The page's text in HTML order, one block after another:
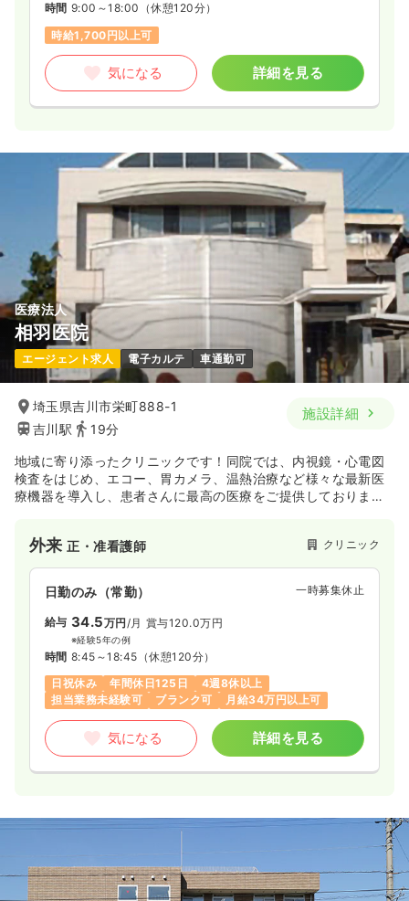
時間 9:00～18:00 （休憩120分）
時給1,700円以上可
気になる 詳細を見る
医療法人
相羽医院
エージェント求人 電子カルテ 車通勤可
埼玉県吉川市栄町888-1
吉川駅
19分
施設詳細
地域に寄り添ったクリニックです！同院では、内視鏡・心電図
検査をはじめ、エコー、胃カメラ、温熱治療など様々な最新医
療機器を導入し、患者さんに最高の医療をご提供しておりま
外来正・准看護師 クリニック
日勤のみ（常勤） 一時募集休止
給与 34.5万円 /月 賞与120.0万円
※経験5年の例
時間 8:45～18:45 （休憩120分）
日祝休み
年間休日125日
4週8休以上
担当業務未経験可
ブランク可 月給34万円以上可
気になる 詳細を見る